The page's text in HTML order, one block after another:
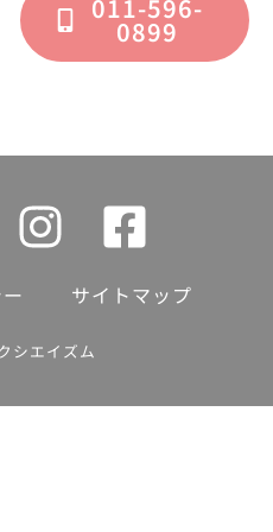
011-596-
0899
サイトマップ
シエイズム